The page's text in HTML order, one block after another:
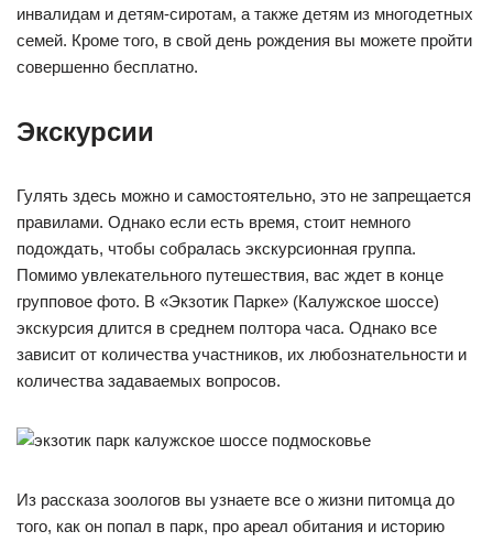
инвалидам и детям-сиротам, а также детям из многодетных
семей. Кроме того, в свой день рождения вы можете пройти
совершенно бесплатно.
Экскурсии
Гулять здесь можно и самостоятельно, это не запрещается
правилами. Однако если есть время, стоит немного
подождать, чтобы собралась экскурсионная группа.
Помимо увлекательного путешествия, вас ждет в конце
групповое фото. В «Экзотик Парке» (Калужское шоссе)
экскурсия длится в среднем полтора часа. Однако все
зависит от количества участников, их любознательности и
количества задаваемых вопросов.
Из рассказа зоологов вы узнаете все о жизни питомца до
того, как он попал в парк, про ареал обитания и историю